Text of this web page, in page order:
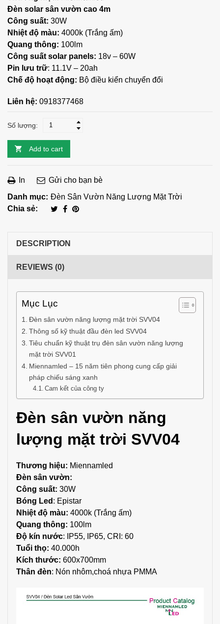
Đèn solar sân vườn cao 4m
Công suất: 30W
Nhiệt độ màu: 4000k (Trắng ấm)
Quang thông: 100lm
Công suất solar panels: 18v – 60W
Pin lưu trữ: 11.1V – 20ah
Chế độ hoạt động: Bộ điều kiển chuyển đổi
Liên hệ: 0918377468
Số lượng:
Add to cart
In
Gửi cho bạn bè
Danh mục: Đèn Sân Vườn Năng Lượng Mặt Trời
Chia sẻ:
DESCRIPTION
REVIEWS (0)
Mục Lục
Đèn sân vườn năng lượng mặt trời SVV04
Thông số kỹ thuật đầu đèn led SVV04
Tiêu chuẩn kỹ thuật trụ đèn sân vườn năng lượng
mặt trời SVV01
Miennamled – 15 năm tiên phong cung cấp giải
pháp chiếu sáng xanh
Cam kết của công ty
Đèn sân vườn năng
lượng mặt trời SVV04
Thương hiệu: Miennamled
Đèn sân vườn:
Công suất: 30W
Bóng Led : Epistar
Nhiệt độ màu: 4000k (Trắng ấm)
Quang thông: 100lm
Độ kín nước: IP55, IP65, CRI: 60
Tuổi thọ: 40.000h
Kích thước: 600x700mm
Thân đèn: Nón nhôm,choá nhựa PMMA